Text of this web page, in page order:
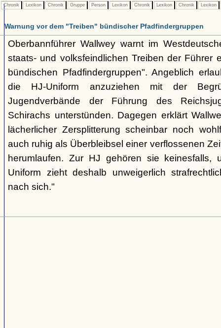
Chronik Lexikon Chronik Gruppe Person Lexikon Chronik Lexikon Chronik Lexikon
Warnung vor dem "Treiben" bündischer Pfadfindergruppen
Oberbannführer Wallwey warnt im
staats- und volksfeindlichen Treiben der Führer
bündischen Pfadfindergruppen". Angeblich
die HJ-Uniform anzuziehen mit der
Jugendverbände der Führung des
Schirachs unterstünden. Dagegen erklärt
lächerlicher Zersplitterung scheinbar noch
auch ruhig als Überbleibsel einer verflossenen
herumlaufen. Zur HJ gehören sie keinesfalls,
Uniform zieht deshalb unweigerlich
nach sich."